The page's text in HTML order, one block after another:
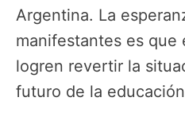
Argentina. La
manifestantes es que
logren revertir la
futuro de la